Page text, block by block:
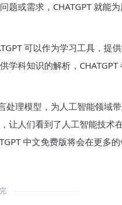
题或需求，CHATGPT 就能
可以作为学习工具，提
科知识的解析，CHATGPT
处理模型，为人工智能领域
让人们看到了人工智能技术
中文免费版将会在更多